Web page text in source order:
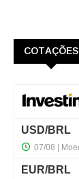
COTAÇÕES